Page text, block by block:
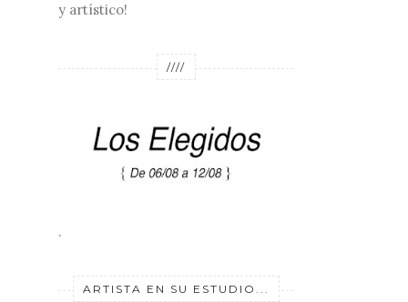
y artístico!
////
.
ARTISTA EN SU ESTUDIO...